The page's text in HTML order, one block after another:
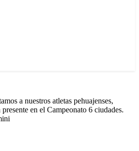
a nuestros atletas pehuajenses,
en el Campeonato 6 ciudades.